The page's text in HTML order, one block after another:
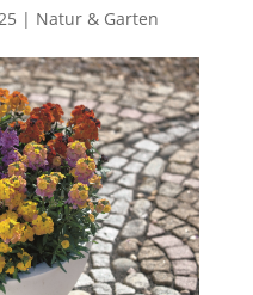
| Natur & Garten